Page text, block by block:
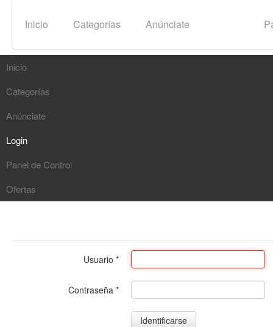
Inicio Categorías Anúnciate
Usuario *
Contraseña *
Identificarse
Inicio
Categorías
Anúnciate
Login
Panel de Control
Ofertas